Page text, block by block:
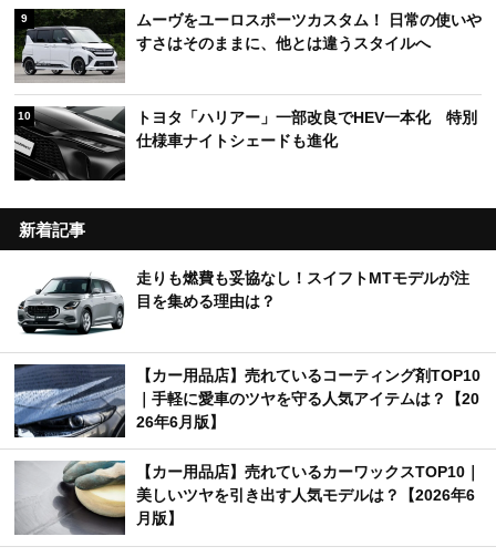
9
ムーヴをユーロスポーツカスタム！ 日常の使いや
すさはそのままに、他とは違うスタイルへ
10
トヨタ「ハリアー」一部改良でHEV一本化 特別
仕様車ナイトシェードも進化
新着記事
走りも燃費も妥協なし！スイフトMTモデルが注
目を集める理由は？
【カー用品店】売れているコーティング剤TOP10
｜手軽に愛車のツヤを守る人気アイテムは？【20
26年6月版】
【カー用品店】売れているカーワックスTOP10｜
美しいツヤを引き出す人気モデルは？【2026年6
月版】